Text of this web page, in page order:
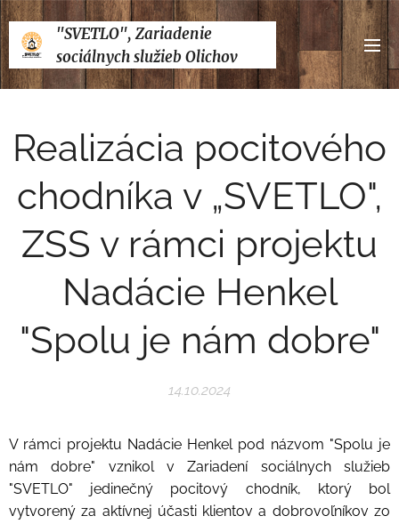
"SVETLO", Zariadenie
sociálnych služieb Olichov
Realizácia pocitového
chodníka v „SVETLO",
ZSS v rámci projektu
Nadácie Henkel
"Spolu je nám dobre"
14.10.2024
V rámci projektu Nadácie Henkel pod názvom "Spolu je
nám dobre" vznikol v Zariadení sociálnych služieb
"SVETLO" jedinečný pocitový chodník, ktorý bol
vytvorený za aktívnej účasti klientov a dobrovoľníkov zo